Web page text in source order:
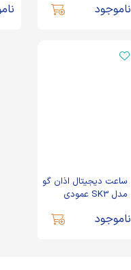
ناموجود
ساعت دیجیتال اذان گو
مدل SK3 عمودی
ناموجود